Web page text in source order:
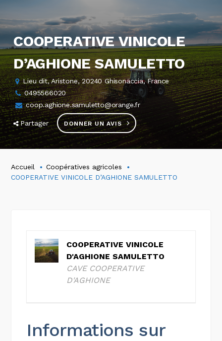
COOPERATIVE VINICOLE
D’AGHIONE SAMULETTO
Lieu dit, Aristone, 20240 Ghisonaccia, France
0495566020
coop.aghione.samuletto@orange.fr
Partager DONNER UN AVIS
Accueil
Coopératives agricoles
COOPERATIVE VINICOLE D’AGHIONE SAMULETTO
COOPERATIVE VINICOLE
D'AGHIONE SAMULETTO
CAVE COOPERATIVE
D'AGHIONE
Informations sur